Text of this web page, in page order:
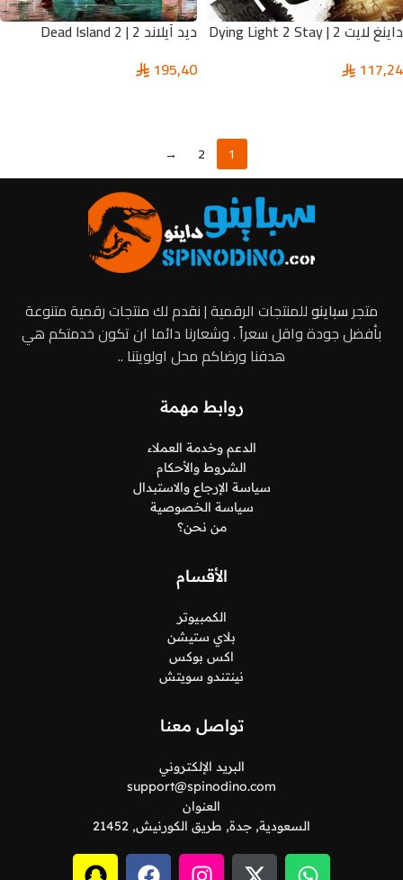
داينغ لايت 2 | Dying Light 2 Stay
117,24
ديد آيلاند 2 | Dead Island 2
195,40
1
2
→
متجرسباينوللمنتجات الرقمية | نقدم لك منتجات رقمية متنوعة
بأفضل جودة واقل سعراً . وشعارنا دائما ان تكون خدمتكم هي
هدفنا ورضاكم محل اولويتنا ..
روابط مهمة
الدعم وخدمة العملاء
الشروط والأحكام
سياسة الإرجاع والاستبدال
سياسة الخصوصية
من نحن؟
الأقسام
الكمبيوتر
بلاي ستيشن
اكس بوكس
نينتندو سويتش
تواصل معنا
البريد الإلكتروني
support@spinodino.com
العنوان
السعودية, جدة, طريق الكورنيش, 21452